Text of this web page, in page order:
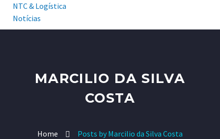
NTC & Logística
Notícias
MARCILIO DA SILVA
COSTA
Home Posts by Marcilio da Silva Costa